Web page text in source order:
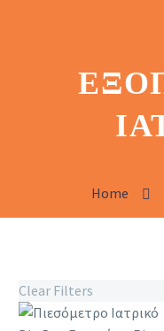
Home
Clear Filters